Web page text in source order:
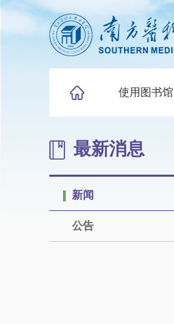
使用图书馆
最新消息
新闻
公告